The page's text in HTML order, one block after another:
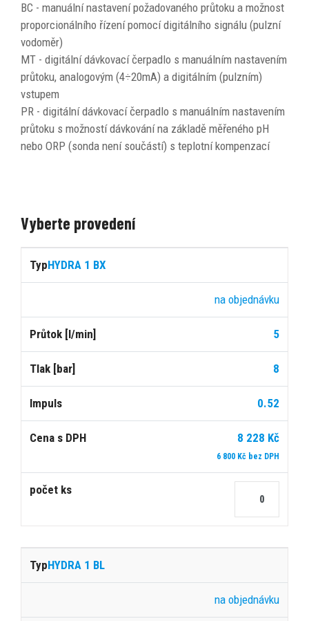
BC - manuální nastavení požadovaného průtoku a možnost
proporcionálního řízení pomocí digitálního signálu (pulzní
vodoměr)
MT - digitální dávkovací čerpadlo s manuálním nastavením
průtoku, analogovým (4÷20mA) a digitálním (pulzním)
vstupem
PR - digitální dávkovací čerpadlo s manuálním nastavením
průtoku s možností dávkování na základě měřeného pH
nebo ORP (sonda není součástí) s teplotní kompenzací
Vyberte provedení
Impuls
s
DPH
[l/min]
HYDRA 1 BX
na objednávku
5
8
0.52
8 228 Kč
6 800 Kč bez DPH
HYDRA 1 BL
na objednávku